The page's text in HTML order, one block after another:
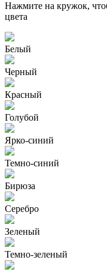
Нажмите на кружок,
цвета
Белый
Черный
Красный
Голубой
Ярко-синий
Темно-синий
Бирюза
Серебро
Зеленый
Темно-зеленый